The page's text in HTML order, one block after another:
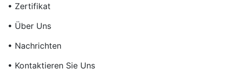
• Zertifikat
• Über Uns
• Nachrichten
• Kontaktieren Sie Uns